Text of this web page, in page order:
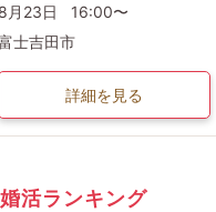
8月23日
16:00〜
士吉田市
詳細を見る
活ランキング